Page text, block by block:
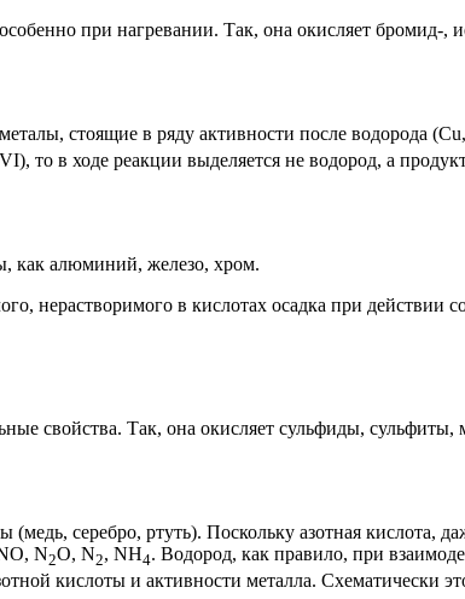
при нагревании. Так, она окисляет бромид-,
стоящие в ряду активности после водорода
то в ходе реакции выделяется не водород, а
как алюминий, железо, хром.
нерастворимого в кислотах осадка при действии
свойства. Так, она окисляет сульфиды,
серебро, ртуть). Поскольку азотная кислота,
N2O, N2, NH4. Водород, как правило, при
кислоты и активности металла. Схематически